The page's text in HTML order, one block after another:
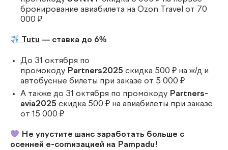
бронирование авиабилета на Ozon Travel от 70
000 ₽.
Tutu — ставка до 6%
До 31 октября по
промокоду Partners2025 скидка 500 ₽ на ж/д и
автобусные билеты при заказе от 5 000 ₽
А также до 31 октября по промокоду Partners-
avia2025 скидка 500 ₽ на авиабилеты при заказе
от 15 000 ₽
Не упустите шанс заработать больше с
осенней e-comизацией на Pampadu!